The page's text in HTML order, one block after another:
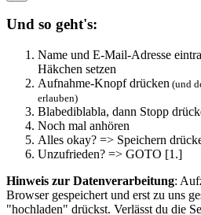
Und so geht's:
Name und E-Mail-Adresse
Häkchen setzen
Aufnahme-Knopf drücken (und
erlauben)
Blabediblabla, dann Stopp
Noch mal anhören
Alles okay? => Speichern
Unzufrieden? => GOTO [1.]
Hinweis zur Datenverarbeitung:
Browser gespeichert und erst zu uns
"hochladen" drückst. Verlässt du die